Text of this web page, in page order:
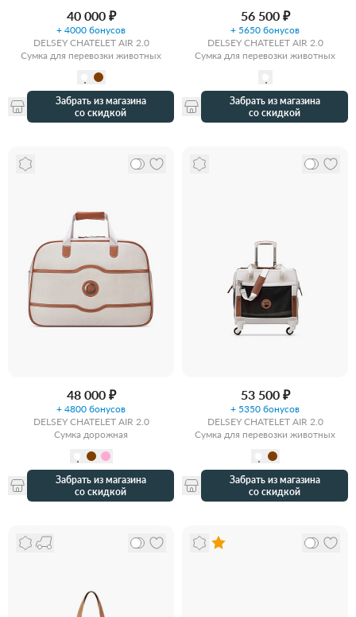
40 000 ₽
+ 4000 бонусов
DELSEY CHATELET AIR 2.0
Сумка для перевозки животных
Забрать из магазина
со скидкой
56 500 ₽
+ 5650 бонусов
DELSEY CHATELET AIR 2.0
Сумка для перевозки животных
Забрать из магазина
со скидкой
48 000 ₽
+ 4800 бонусов
DELSEY CHATELET AIR 2.0
Сумка дорожная
Забрать из магазина
со скидкой
53 500 ₽
+ 5350 бонусов
DELSEY CHATELET AIR 2.0
Сумка для перевозки животных
Забрать из магазина
со скидкой